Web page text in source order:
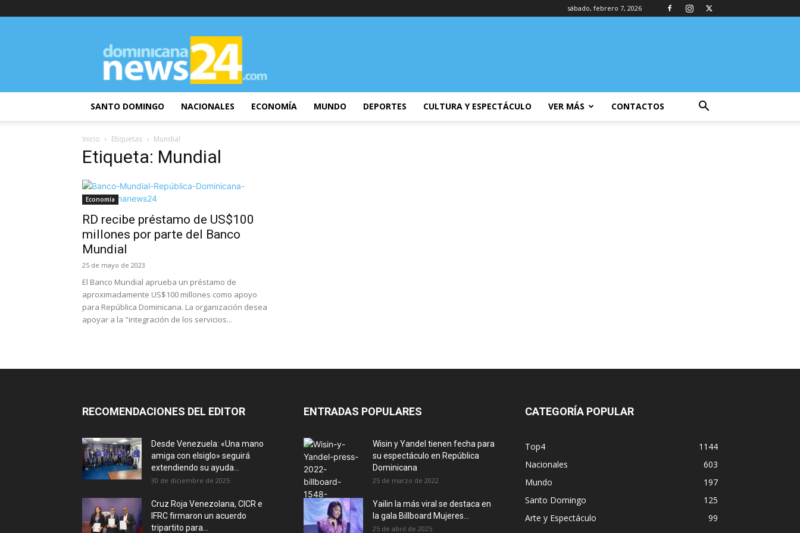
sábado, febrero 7, 2026
DominicanaNews24
SANTO DOMINGO NACIONALES ECONOMÍA MUNDO DEPORTES CULTURA Y ESPECTÁCULO VER MÁS CONTACTOS
Inicio Etiquetas Mundial
Etiqueta: Mundial
Economía
RD recibe préstamo de US$100
millones por parte del Banco
Mundial
25 de mayo de 2023
El Banco Mundial aprueba un préstamo de
aproximadamente US$100 millones como apoyo
para República Dominicana. La organización desea
apoyar a la "integración de los servicios...
RECOMENDACIONES DEL EDITOR
Desde Venezuela: «Una mano
amiga con elsiglo» seguirá
extendiendo su ayuda...
30 de diciembre de 2025
Cruz Roja Venezolana, CICR e
IFRC firmaron un acuerdo
tripartito para...
ENTRADAS POPULARES
Wisin y Yandel tienen fecha para
su espectáculo en República
Dominicana
25 de marzo de 2022
Yailin la más viral se destaca en
la gala Billboard Mujeres...
25 de abril de 2025
CATEGORÍA POPULAR
Top4
1144
Nacionales
603
Mundo
197
Santo Domingo
125
Arte y Espectáculo
99